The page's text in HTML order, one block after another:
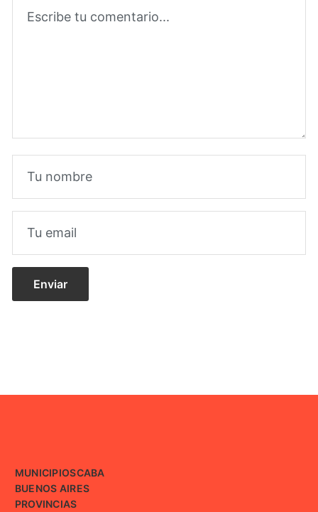
MUNICIPIOSCABA
BUENOS AIRES
PROVINCIAS